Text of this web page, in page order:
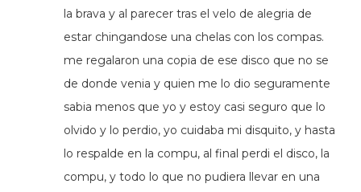
la brava y al parecer tras el velo de alegria de
estar chingandose una chelas con los compas.
me regalaron una copia de ese disco que no se
de donde venia y quien me lo dio seguramente
sabia menos que yo y estoy casi seguro que lo
olvido y lo perdio, yo cuidaba mi disquito, y hasta
lo respalde en la compu, al final perdi el disco, la
compu, y todo lo que no pudiera llevar en una